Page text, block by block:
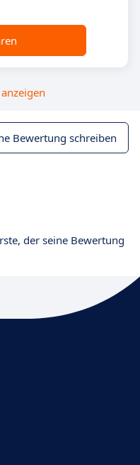
Bewertung schreiben
der seine Bewertung